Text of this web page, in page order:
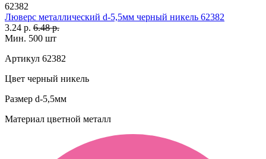
62382
Люверс металлический d-5,5мм черный никель 62382
3.24 р. 6.48 р.
Мин. 500 шт
Артикул 62382
Цвет черный никель
Размер d-5,5мм
Материал цветной металл